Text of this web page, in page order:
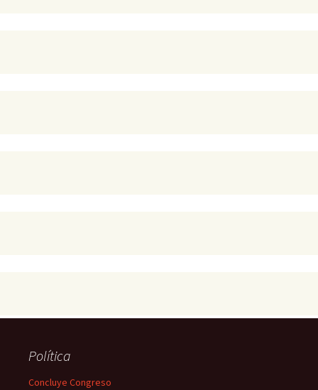
Política
Concluye Congreso